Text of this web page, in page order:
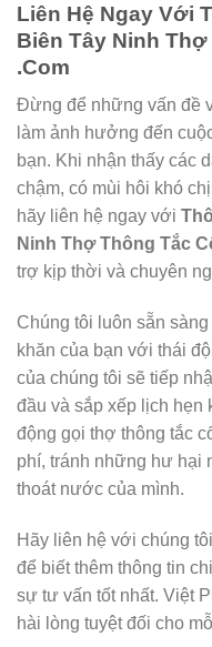
Liên Hệ Ngay Với
Biên Tây Ninh
.Com
Đừng để những vấn đề
làm ảnh hưởng đến
bạn. Khi nhận thấy các
chậm, có mùi hôi khó
hãy liên hệ ngay với
Ninh Thợ Thông Tắc
trợ kịp thời và chuyên
Chúng tôi luôn sẵn
khăn của bạn với thái
của chúng tôi sẽ tiếp
đầu và sắp xếp lịch hẹn
động gọi thợ thông tắc
phí, tránh những hư hại
thoát nước của mình.
Hãy liên hệ với chúng
để biết thêm thông tin
sự tư vấn tốt nhất. Việt
hài lòng tuyệt đối cho